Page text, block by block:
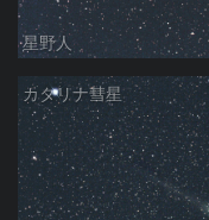
星野人
カタリナ彗星